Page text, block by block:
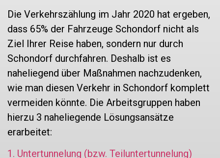
Die Verkehrszählung im Jahr 2020 hat ergeben,
dass 65% der Fahrzeuge Schondorf nicht als
Ziel Ihrer Reise haben, sondern nur durch
Schondorf durchfahren. Deshalb ist es
naheliegend über Maßnahmen nachzudenken,
wie man diesen Verkehr in Schondorf komplett
vermeiden könnte. Die Arbeitsgruppen haben
hierzu 3 naheliegende Lösungsansätze
erarbeitet:
1. Untertunnelung (bzw. Teiluntertunnelung)